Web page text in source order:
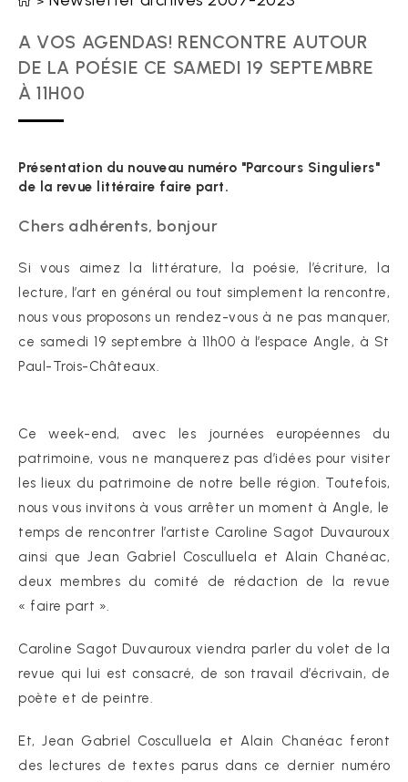
A VOS AGENDAS! RENCONTRE AUTOUR
DE LA POÉSIE CE SAMEDI 19 SEPTEMBRE
À 11H00
Présentation du nouveau numéro "Parcours Singuliers"
de la revue littéraire faire part.
Chers adhérents, bonjour
Si vous aimez la littérature, la poésie, l’écriture, la
lecture, l’art en général ou tout simplement la rencontre,
nous vous proposons un rendez-vous à ne pas manquer,
ce samedi 19 septembre à 11h00 à l’espace Angle, à St
Paul-Trois-Châteaux.
Ce week-end, avec les journées européennes du
patrimoine, vous ne manquerez pas d’idées pour visiter
les lieux du patrimoine de notre belle région. Toutefois,
nous vous invitons à vous arrêter un moment à Angle, le
temps de rencontrer l’artiste Caroline Sagot Duvauroux
ainsi que Jean Gabriel Cosculluela et Alain Chanéac,
deux membres du comité de rédaction de la revue
« faire part ».
Caroline Sagot Duvauroux viendra parler du volet de la
revue qui lui est consacré, de son travail d’écrivain, de
poète et de peintre.
Et, Jean Gabriel Cosculluela et Alain Chanéac feront
des lectures de textes parus dans ce dernier numéro